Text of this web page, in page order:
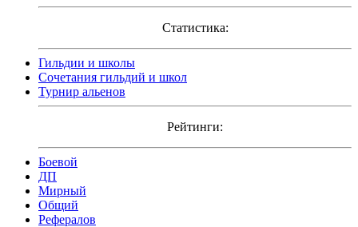
Статистика:
Гильдии и школы
Сочетания гильдий и школ
Турнир альенов
Рейтинги:
Боевой
ДП
Мирный
Общий
Рефералов